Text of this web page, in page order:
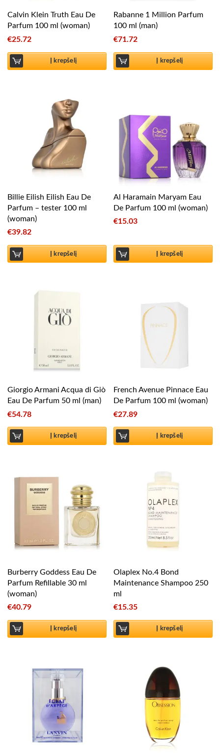
Calvin Klein Truth Eau De
Parfum 100 ml (woman)
€25.72
Į krepšelį
Rabanne 1 Million Parfum
100 ml (man)
€71.72
Į krepšelį
Billie Eilish Eilish Eau De
Parfum – tester 100 ml
(woman)
€39.82
Į krepšelį
Al Haramain Maryam Eau
De Parfum 100 ml (woman)
€15.03
Į krepšelį
Giorgio Armani Acqua di Giò
Eau De Parfum 50 ml (man)
€54.78
Į krepšelį
French Avenue Pinnace Eau
De Parfum 100 ml (woman)
€27.89
Į krepšelį
Burberry Goddess Eau De
Parfum Refillable 30 ml
(woman)
€40.79
Į krepšelį
Olaplex No.4 Bond
Maintenance Shampoo 250
ml
€15.35
Į krepšelį